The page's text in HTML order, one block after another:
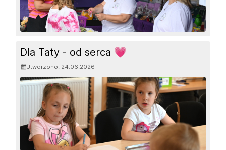
Dla Taty - od serca 💗
Utworzono: 24.06.2026